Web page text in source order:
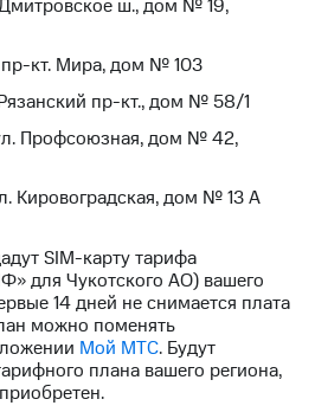
ш., дом № 19,
пр-кт. Мира, дом № 103
пр-кт., дом № 58/1
Профсоюзная, дом № 42,
Кировоградская, дом № 13 А
SIM-карту тарифа
для Чукотского АО) вашего
14 дней не снимается плата
можно поменять
Мой МТС. Будут
плана вашего региона,